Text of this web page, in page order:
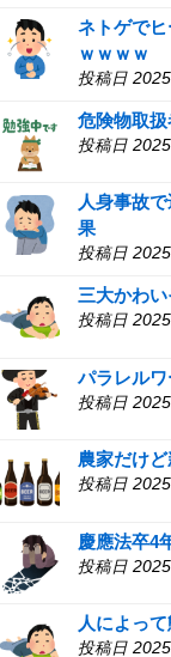
ネトゲで
ｗｗｗｗ
投稿日
危険物取
投稿日
人身事故
果
投稿日
三大かわい
投稿日
パラレル
投稿日
農家だけ
投稿日
慶應法卒4
投稿日
人によっ
投稿日